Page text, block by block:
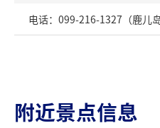
电话：099-216-1327（鹿儿
附近景点信息